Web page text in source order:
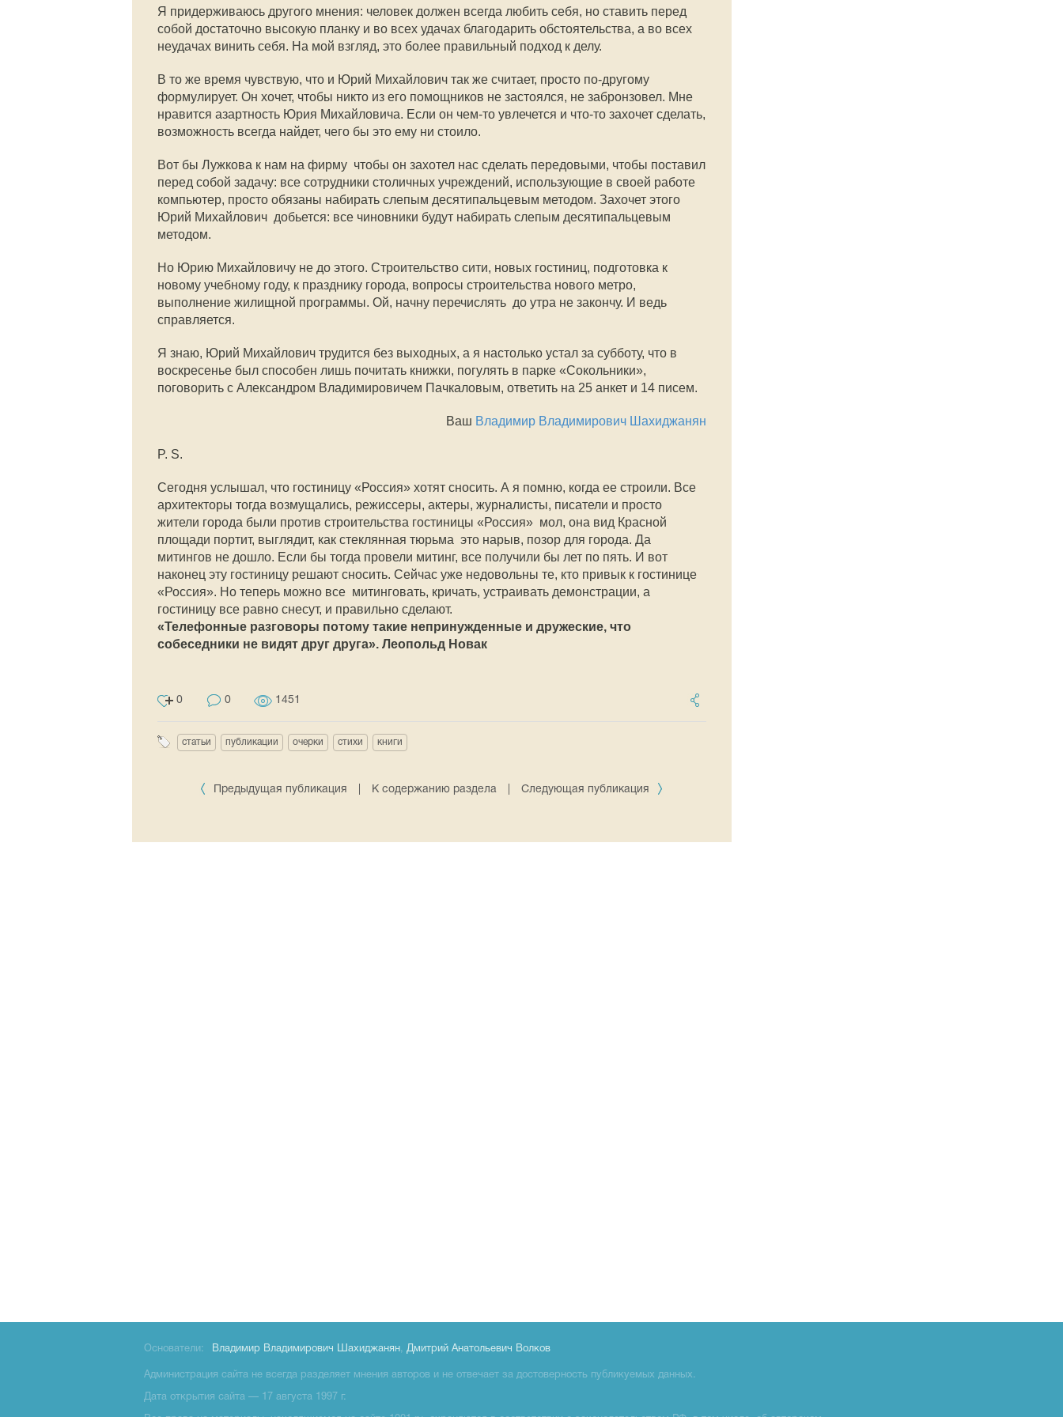
Я придерживаюсь другого мнения: человек должен всегда любить себя, но ставить перед
собой достаточно высокую планку и во всех удачах благодарить обстоятельства, а во всех
неудачах винить себя. На мой взгляд, это более правильный подход к делу.
В то же время чувствую, что и Юрий Михайлович так же считает, просто по-другому
формулирует. Он хочет, чтобы никто из его помощников не застоялся, не забронзовел. Мне
нравится азартность Юрия Михайловича. Если он чем-то увлечется и что-то захочет сделать,
возможность всегда найдет, чего бы это ему ни стоило.
Вот бы Лужкова к нам на фирму  чтобы он захотел нас сделать передовыми, чтобы поставил
перед собой задачу: все сотрудники столичных учреждений, использующие в своей работе
компьютер, просто обязаны набирать слепым десятипальцевым методом. Захочет этого
Юрий Михайлович  добьется: все чиновники будут набирать слепым десятипальцевым
методом.
Но Юрию Михайловичу не до этого. Строительство сити, новых гостиниц, подготовка к
новому учебному году, к празднику города, вопросы строительства нового метро,
выполнение жилищной программы. Ой, начну перечислять  до утра не закончу. И ведь
справляется.
Я знаю, Юрий Михайлович трудится без выходных, а я настолько устал за субботу, что в
воскресенье был способен лишь почитать книжки, погулять в парке «Сокольники»,
поговорить с Александром Владимировичем Пачкаловым, ответить на 25 анкет и 14 писем.
Ваш Владимир Владимирович Шахиджанян
P. S.
Сегодня услышал, что гостиницу «Россия» хотят сносить. А я помню, когда ее строили. Все
архитекторы тогда возмущались, режиссеры, актеры, журналисты, писатели и просто
жители города были против строительства гостиницы «Россия»  мол, она вид Красной
площади портит, выглядит, как стеклянная тюрьма  это нарыв, позор для города. Да
митингов не дошло. Если бы тогда провели митинг, все получили бы лет по пять. И вот
наконец эту гостиницу решают сносить. Сейчас уже недовольны те, кто привык к гостинице
«Россия». Но теперь можно все  митинговать, кричать, устраивать демонстрации, а
гостиницу все равно снесут, и правильно сделают.
«Телефонные разговоры потому такие непринужденные и дружеские, что
собеседники не видят друг друга». Леопольд Новак
0 0 1451
статьи публикации очерки стихи книги
Предыдущая публикация К содержанию раздела Следующая публикация
Основатели: Владимир Владимирович Шахиджанян, Дмитрий Анатольевич Волков
Администрация сайта не всегда разделяет мнения авторов и не отвечает за достоверность публикуемых данных.
Дата открытия сайта — 17 августа 1997 г.